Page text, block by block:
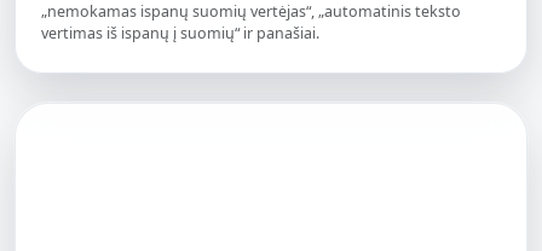
„nemokamas ispanų suomių vertėjas“, „automatinis teksto
vertimas iš ispanų į suomių“ ir panašiai.